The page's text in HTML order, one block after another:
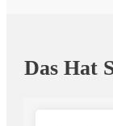
Das Hat